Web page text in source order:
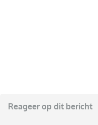
Reageer op dit bericht